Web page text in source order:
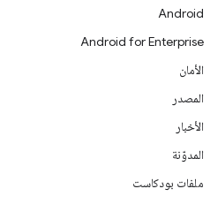
Android
Android for Enterprise
الأمان
المصدر
الأخبار
المدوّنة
ملفات بودكاست